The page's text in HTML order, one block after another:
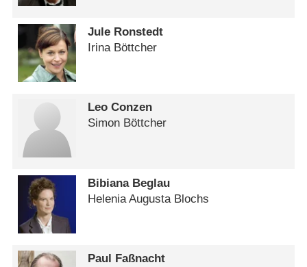
Jule Ronstedt
Irina Böttcher
Leo Conzen
Simon Böttcher
Bibiana Beglau
Helenia Augusta Blochs
Paul Faßnacht